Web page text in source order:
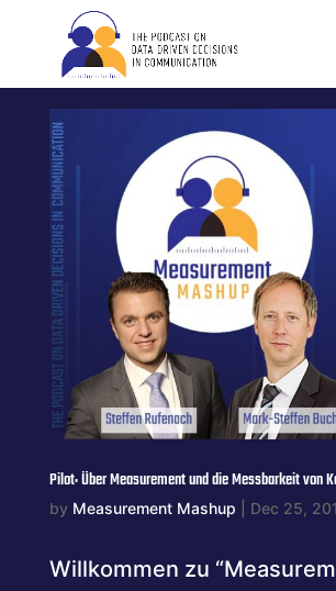
Pilot: Über Measurement und die Messbarkeit von
by Measurement Mashup Dec 25,
Willkommen zu